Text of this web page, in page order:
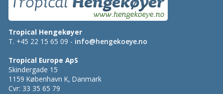
Tropical Hengekøyer
T. +45 22 15 65 09 - info@hengekoeye.no
Tropical Europe ApS
Skindergade 15
1159 København K, Danmark
Cvr: 33 35 65 79